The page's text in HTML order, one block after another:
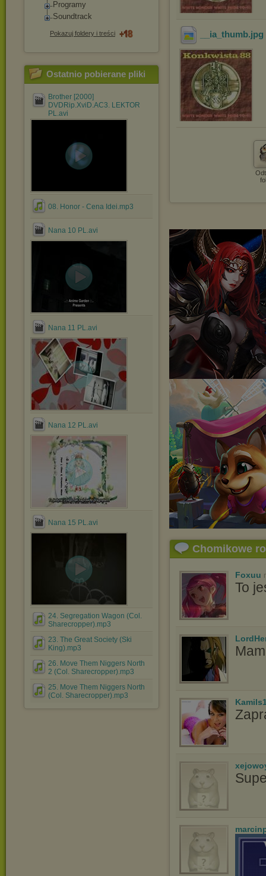
Programy
Soundtrack
Pokazuj foldery i treści
Ostatnio pobierane pliki
Brother [2000]
DVDRip.XviD.AC3. LEKTOR
PL.avi
08. Honor - Cena Idei.mp3
Nana 10 PL.avi
Nana 11 PL.avi
Nana 12 PL.avi
Nana 15 PL.avi
24. Segregation Wagon (Col.
Sharecropper).mp3
23. The Great Society (Ski
King).mp3
26. Move Them Niggers North
2 (Col. Sharecropper).mp3
25. Move Them Niggers North
(Col. Sharecropper).mp3
__ia_thumb.jpg
Chomikowe
Foxuu
To